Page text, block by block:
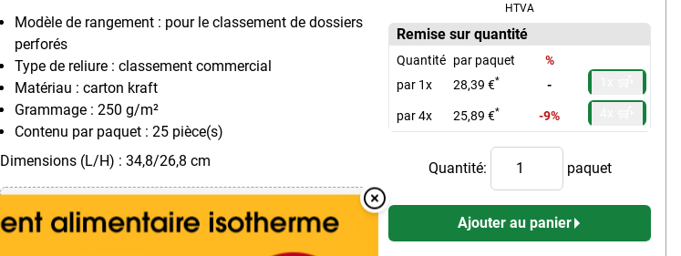
Overlay Fermer
Modèle de rangement : pour le classement de dossiers
perforés
Type de reliure : classement commercial
Matériau : carton kraft
Grammage : 250 g/m²
Contenu par paquet : 25 pièce(s)
Dimensions (L/H) : 34,8/26,8 cm
HTVA
Remise sur quantité
Quantité par paquet
%
par 1x
28,39 €* -
par 4x 25,89 €* -9%
Quantité: paquet
Ajouter au panier